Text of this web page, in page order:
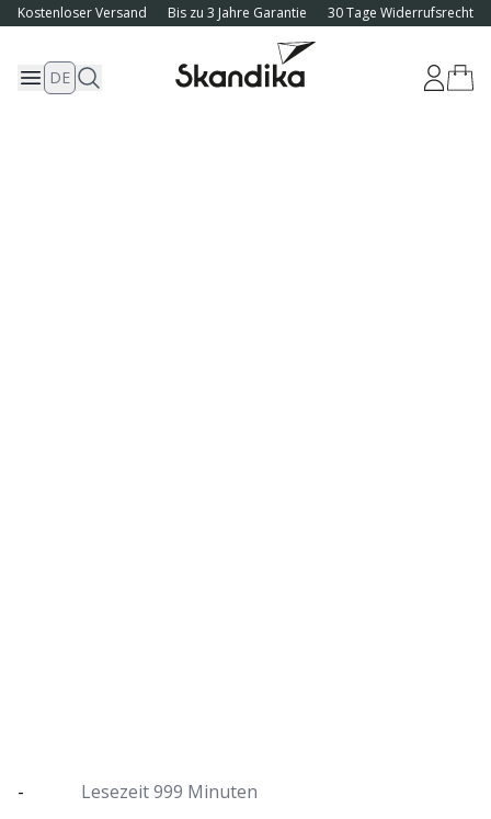
Kostenloser Versand Bis zu 3 Jahre Garantie 30 Tage Widerrufsrecht
DE
- Lesezeit999 Minuten